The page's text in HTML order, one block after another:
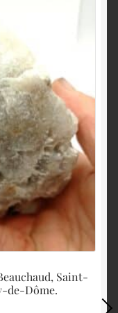
Saint-
de-Dôme.